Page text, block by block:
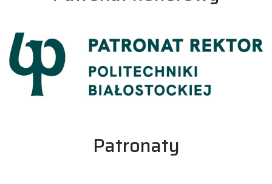
Patronaty